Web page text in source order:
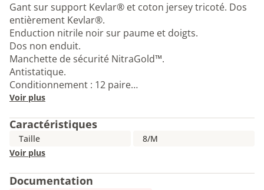
Gant sur support Kevlar® et coton jersey tricoté. Dos
entièrement Kevlar®.
Enduction nitrile noir sur paume et doigts.
Dos non enduit.
Manchette de sécurité NitraGold™.
Antistatique.
Conditionnement : 12 paire…
Voir plus
Caractéristiques
Taille
8/M
Voir plus
Documentation